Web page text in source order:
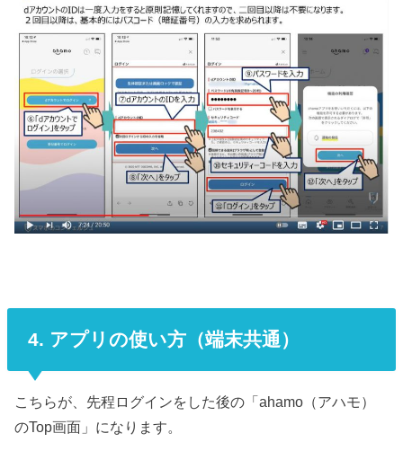
4. アプリの使い方（端末共通）
こちらが、先程ログインをした後の「ahamo（アハモ）
のTop画面」になります。